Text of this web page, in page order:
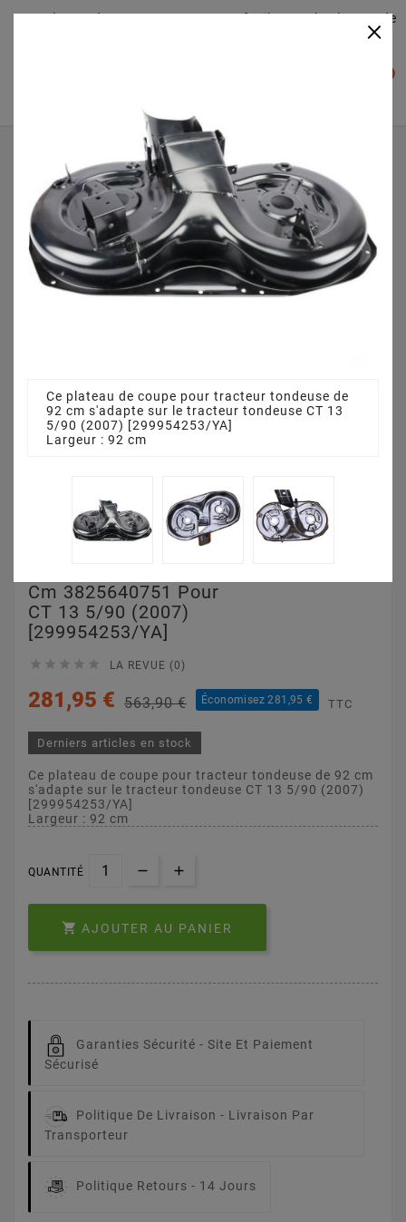
Plateaudecoupe.com : Trouver facilement le plateau de
Accueil
Plateau de coupe
Plateau de coupe 92 cm 3825640751 pour CT 13 5/90
(2007) [299954253/YA]
Cm 3825640751 Pour
CT 13 5/90 (2007)
[299954253/YA]
     LA REVUE (0)
281,95 € 563,90 € Économisez 281,95 € TTC
Derniers articles en stock
Ce plateau de coupe pour tracteur tondeuse de 92 cm
s'adapte sur le tracteur tondeuse CT 13 5/90 (2007)
[299954253/YA]
Largeur : 92 cm
QUANTITÉ
 AJOUTER AU PANIER
Garanties Sécurité - Site Et Paiement
Sécurisé
Politique De Livraison - Livraison Par
Transporteur
Politique Retours - 14 Jours
×
Ce plateau de coupe pour tracteur tondeuse de
92 cm s'adapte sur le tracteur tondeuse CT 13
5/90 (2007) [299954253/YA]
Largeur : 92 cm